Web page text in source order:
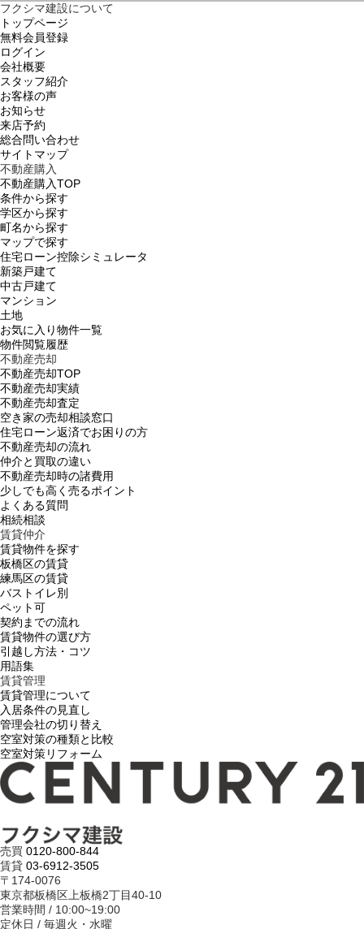
フクシマ建設について
トップページ
無料会員登録
ログイン
会社概要
スタッフ紹介
お客様の声
お知らせ
来店予約
総合問い合わせ
サイトマップ
不動産購入
不動産購入TOP
条件から探す
学区から探す
町名から探す
マップで探す
住宅ローン控除シミュレータ
新築戸建て
中古戸建て
マンション
土地
お気に入り物件一覧
物件閲覧履歴
不動産売却
不動産売却TOP
不動産売却実績
不動産売却査定
空き家の売却相談窓口
住宅ローン返済でお困りの方
不動産売却の流れ
仲介と買取の違い
不動産売却時の諸費用
少しでも高く売るポイント
よくある質問
相続相談
賃貸仲介
賃貸物件を探す
板橋区の賃貸
練馬区の賃貸
バストイレ別
ペット可
契約までの流れ
賃貸物件の選び方
引越し方法・コツ
用語集
賃貸管理
賃貸管理について
入居条件の見直し
管理会社の切り替え
空室対策の種類と比較
空室対策リフォーム
売買 0120-800-844
賃貸 03-6912-3505
〒174-0076
東京都板橋区上板橋2丁目40-10
営業時間 / 10:00~19:00
定休日 / 毎週火・水曜